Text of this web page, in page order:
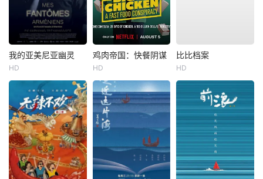
我的亚美尼亚幽灵
HD
鸡肉帝国：快餐阴谋
HD
比比档案
HD